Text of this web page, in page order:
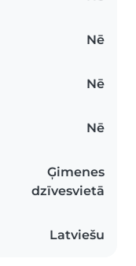
Nē
Nē
Nē
Ģimenes
dzīvesvietā
Latviešu